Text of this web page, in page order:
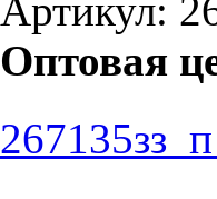
Артикул:
Оптовая